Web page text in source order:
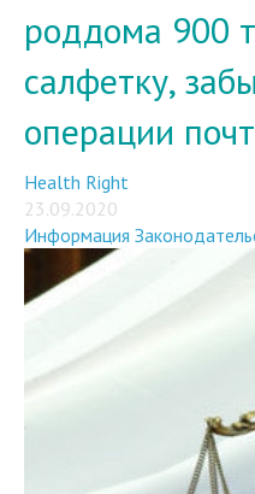
роддома 900
салфетку,
операции
Health Right
23.09.2020
Информация